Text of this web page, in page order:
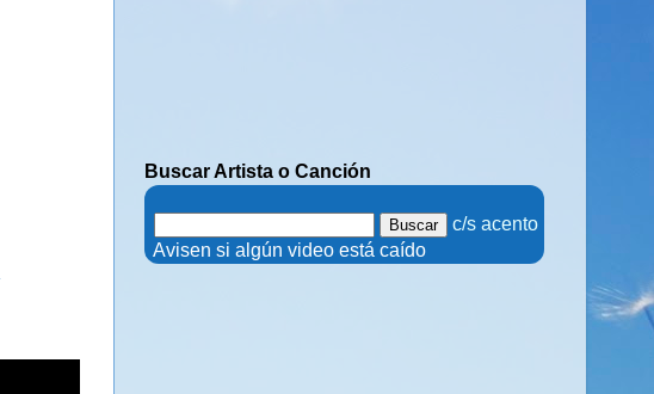
Buscar Artista o Canción
c/s acento
. Avisen si algún video está caído